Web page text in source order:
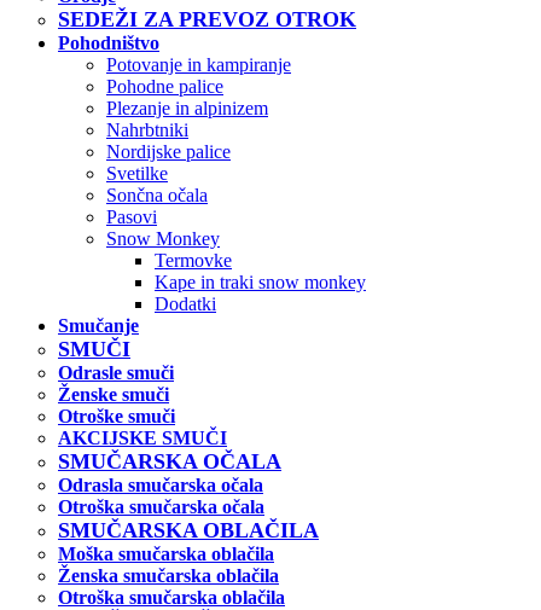
SEDEŽI ZA PREVOZ OTROK
Pohodništvo
Potovanje in kampiranje
Pohodne palice
Plezanje in alpinizem
Nahrbtniki
Nordijske palice
Svetilke
Sončna očala
Pasovi
Snow Monkey
Termovke
Kape in traki snow monkey
Dodatki
Smučanje
SMUČI
Odrasle smuči
Ženske smuči
Otroške smuči
AKCIJSKE SMUČI
SMUČARSKA OČALA
Odrasla smučarska očala
Otroška smučarska očala
SMUČARSKA OBLAČILA
Moška smučarska oblačila
Ženska smučarska oblačila
Otroška smučarska oblačila